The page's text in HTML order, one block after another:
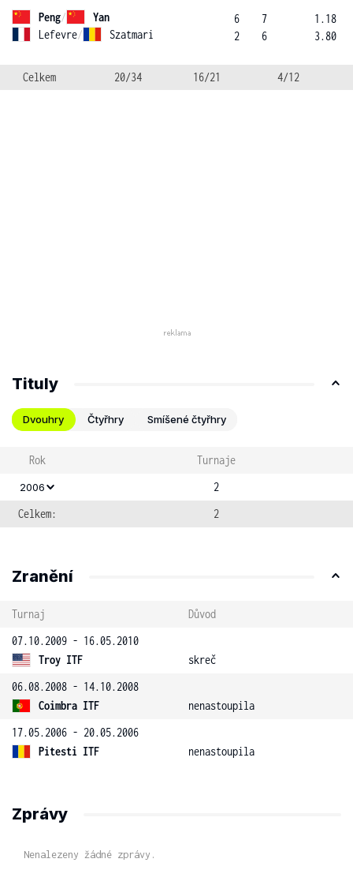
Peng/
Yan
Lefevre/ Szatmari
6
2
7
6
1.18
3.80
Celkem 20/34 16/21 4/12
Tituly
Dvouhry Čtyřhry Smíšené čtyřhry
Rok Turnaje
2006
2
Celkem:
2
Zranění
Turnaj
Důvod
07.10.2009 - 16.05.2010
Troy ITF
skreč
06.08.2008 - 14.10.2008
Coimbra ITF
nenastoupila
17.05.2006 - 20.05.2006
Pitesti ITF
nenastoupila
Zprávy
Nenalezeny žádné zprávy.